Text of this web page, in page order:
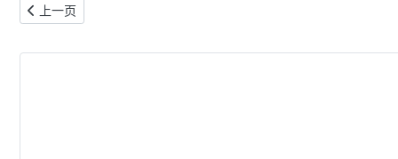
上一篇文章: 汽车尾气 居然能让皮肤衰老 讲讲汽车尾气那些事儿
上一页